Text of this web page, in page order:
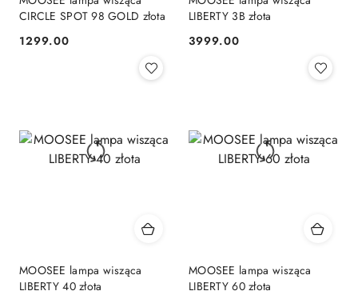
CIRCLE SPOT 98 GOLD złota
Cena:
1299.00
LIBERTY 3B złota
Cena:
3999.00
MOOSEE lampa wisząca
LIBERTY 40 złota
MOOSEE lampa wisząca
LIBERTY 60 złota